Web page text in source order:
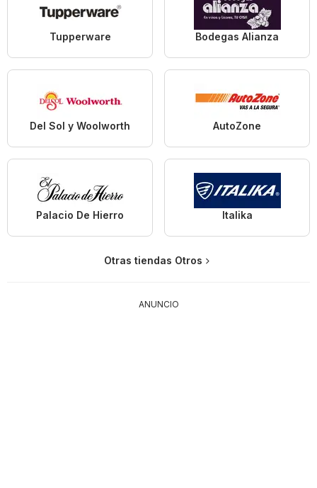
Tupperware Bodegas Alianza
Del Sol y Woolworth AutoZone
Palacio De Hierro Italika
Otras tiendas Otros
ANUNCIO